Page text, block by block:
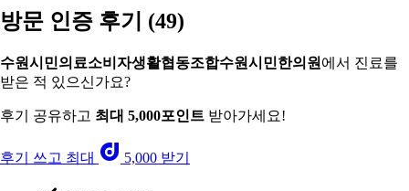
방문 인증 후기 (49)
수원시민의료소비자생활협동조합수원시민한의원 에서 진료를
받은 적 있으신가요?
후기 공유하고 최대 5,000포인트 받아가세요!
후기 쓰고 최대 5,000 받기